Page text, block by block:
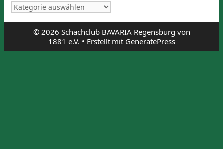
Nach
Kategorien
© 2026 Schachclub BAVARIA Regensburg von
1881 e.V. • Erstellt mit GeneratePress